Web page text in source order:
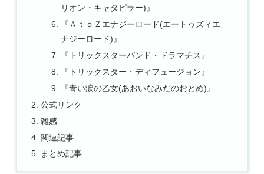
リオン・キャタピラー)』
『ＡｔｏＺエナジーロード(エートゥズィエ
ナジーロード)』
『トリックスターバンド・ドラマチス』
『トリックスター・ディフュージョン』
『青い涙の乙女(あおいなみだのおとめ)』
公式リンク
雑感
関連記事
まとめ記事